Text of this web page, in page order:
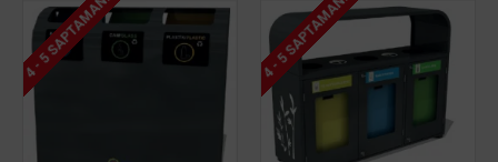
4 - 5 SAPTAMANI 4 - 5 SAPTAMANI